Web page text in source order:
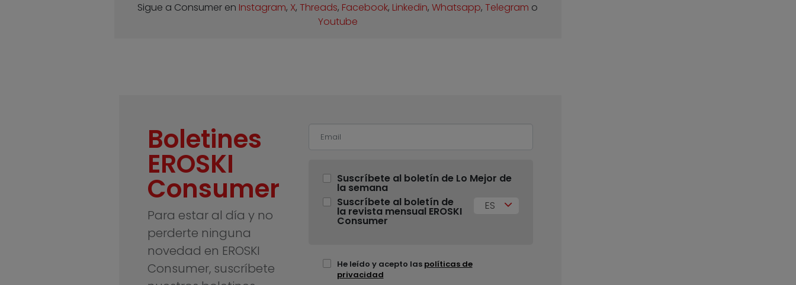
Sigue a Consumer en Instagram, X,Threads, Facebook, Linkedin,Whatsapp,Telegram o
Youtube
Boletines
EROSKI
Consumer
Para estar al día y no
perderte ninguna
novedad en EROSKI
Consumer, suscríbete
Suscríbete al boletín de Lo Mejor de
la semana
Suscríbete al boletín de
la revista mensual EROSKI
Consumer
ES
He leído y acepto las políticas de
privacidad